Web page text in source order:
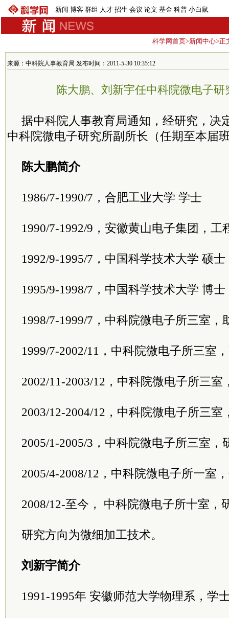
新闻 博客 群组 人才 招生 会议 论文 基金 科普 小白鼠
科学网首页>新闻中心>正
来源：中科院人事教育局 发布时间：2011-5-30 10:35:12
陈大鹏、刘新宇任中科院微电子研
据中科院人事教育局通知，经研究，决
中科院微电子研究所副所长（任期至本届
陈大鹏简介
1986/7-1990/7，合肥工业大学 学士
1990/7-1992/9，安徽黄山电子集团，工
1992/9-1995/7，中国科学技术大学 硕士
1995/9-1998/7，中国科学技术大学 博士
1998/7-1999/7，中科院微电子所三室，
1999/7-2002/11，中科院微电子所三室
2002/11-2003/12，中科院微电子所三室
2003/12-2004/12，中科院微电子所三
2005/1-2005/3，中科院微电子所三室，
2005/4-2008/12，中科院微电子所一室
2008/12-至今， 中科院微电子所十室，
研究方向为微细加工技术。
刘新宇简介
1991-1995年 安徽师范大学物理系，学